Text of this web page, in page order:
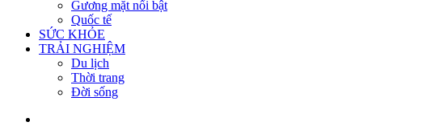
Gương mặt nổi bật
Quốc tế
SỨC KHỎE
TRẢI NGHIỆM
Du lịch
Thời trang
Đời sống